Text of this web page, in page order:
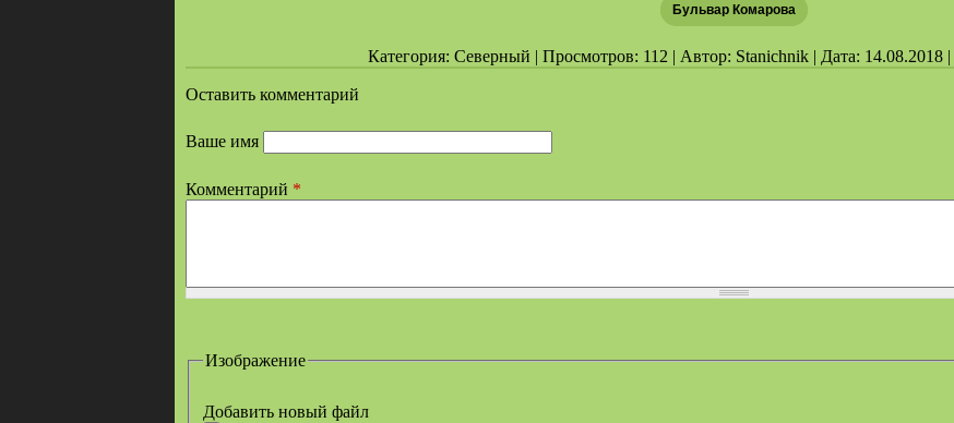
Бульвар Комарова
Категория: Северный | Просмотров: 112 | Автор: Stanichnik | Дата: 14.08.2018
Оставить комментарий
Ваше имя
Комментарий *
Изображение
Добавить новый файл